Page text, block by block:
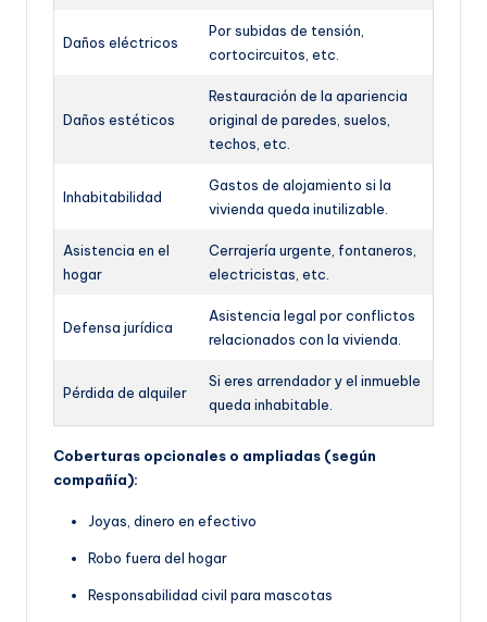
Daños eléctricos
Por subidas de tensión,
cortocircuitos, etc.
Daños estéticos
Restauración de la apariencia
original de paredes, suelos,
techos, etc.
Inhabitabilidad
Gastos de alojamiento si la
vivienda queda inutilizable.
Asistencia en el
hogar
Cerrajería urgente, fontaneros,
electricistas, etc.
Defensa jurídica
Asistencia legal por conflictos
relacionados con la vivienda.
Pérdida de alquiler
Si eres arrendador y el inmueble
queda inhabitable.
Coberturas opcionales o ampliadas (según
compañía):
Joyas, dinero en efectivo
Robo fuera del hogar
Responsabilidad civil para mascotas